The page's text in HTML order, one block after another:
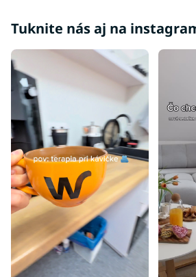
Tuknite nás aj na